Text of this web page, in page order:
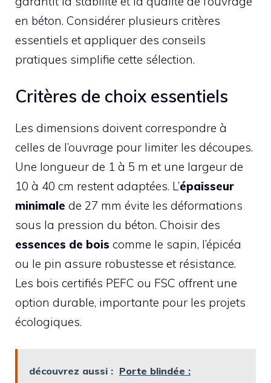
en béton. Considérer plusieurs critères
essentiels et appliquer des conseils
pratiques simplifie cette sélection.
Critères de choix essentiels
Les dimensions doivent correspondre à
celles de l’ouvrage pour limiter les découpes.
Une longueur de 1 à 5 m et une largeur de
10 à 40 cm restent adaptées. L’épaisseur
minimale de 27 mm évite les déformations
sous la pression du béton. Choisir des
essences de bois comme le sapin, l’épicéa
ou le pin assure robustesse et résistance.
Les bois certifiés PEFC ou FSC offrent une
option durable, importante pour les projets
écologiques.
découvrez aussi : Porte blindée :